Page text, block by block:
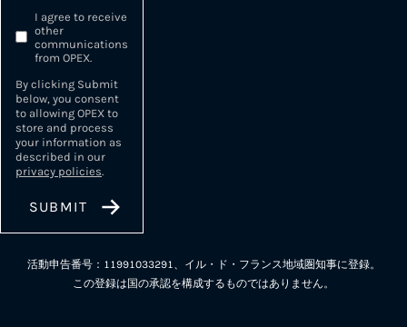
I agree to receive
other
communications
from OPEX.
By clicking Submit
below, you consent
to allowing OPEX to
store and process
your information as
described in our
privacy policies.
活動申告番号：11991033291、イル・ド・フランス地域圏知事に登録。
この登録は国の承認を構成するものではありません。